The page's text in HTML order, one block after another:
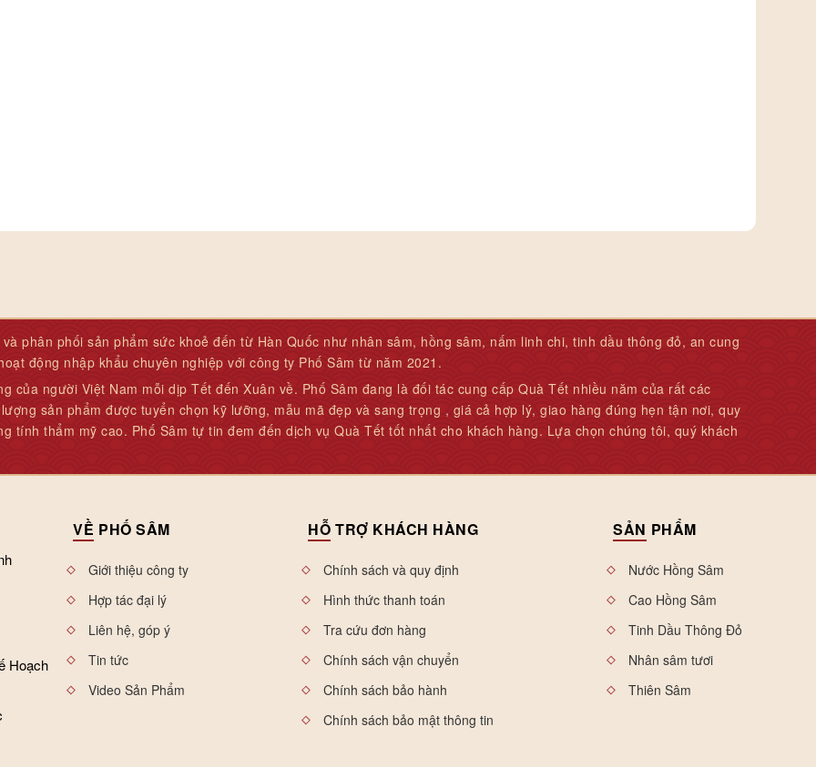
phân phối sản phẩm sức khoẻ đến từ Hàn Quốc như nhân sâm, hồng sâm, nấm linh chi, tinh dầu thông đỏ, an cung
động nhập khẩu chuyên nghiệp với công ty Phố Sâm từ năm 2021.
của người Việt Nam mỗi dịp Tết đến Xuân về. Phố Sâm đang là đối tác cung cấp Quà Tết nhiều năm của rất các
sản phẩm được tuyển chọn kỹ lưỡng, mẫu mã đẹp và sang trọng , giá cả hợp lý, giao hàng đúng hẹn tận nơi, quy
tính thẩm mỹ cao. Phố Sâm tự tin đem đến dịch vụ Quà Tết tốt nhất cho khách hàng. Lựa chọn chúng tôi, quý khách
Hoạch
VỀ PHỐ SÂM
Giới thiệu công ty
Hợp tác đại lý
Liên hệ, góp ý
Tin tức
Video Sản Phẩm
HỖ TRỢ KHÁCH HÀNG
Chính sách và quy định
Hình thức thanh toán
Tra cứu đơn hàng
Chính sách vận chuyển
Chính sách bảo hành
Chính sách bảo mật thông tin
SẢN PHẨM
Nước Hồng Sâm
Cao Hồng Sâm
Tinh Dầu Thông Đỏ
Nhân sâm tươi
Thiên Sâm